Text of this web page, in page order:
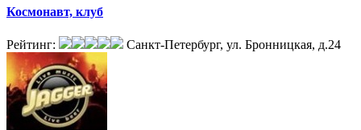
Космонавт, клуб
Рейтинг: Санкт-Петербург, ул. Бронницкая, д.24